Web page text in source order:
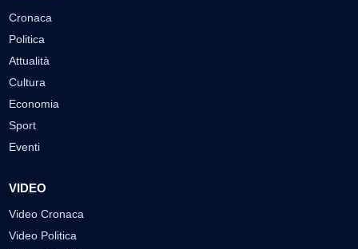
Cronaca
Politica
Attualità
Cultura
Economia
Sport
Eventi
VIDEO
Video Cronaca
Video Politica